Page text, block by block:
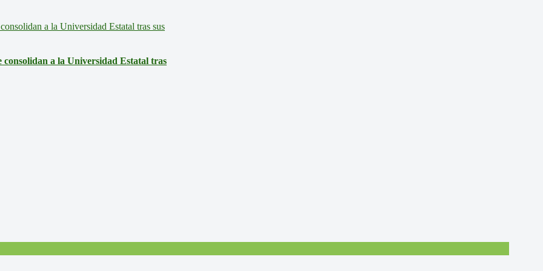
consolidan a la Universidad Estatal tras